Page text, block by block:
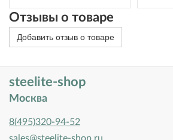
Отзывы о товаре
Добавить отзыв о товаре
steelite-shop
Москва
8(495)320-94-52